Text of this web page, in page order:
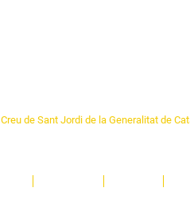
Creu de Sant Jordi de la Generalitat de